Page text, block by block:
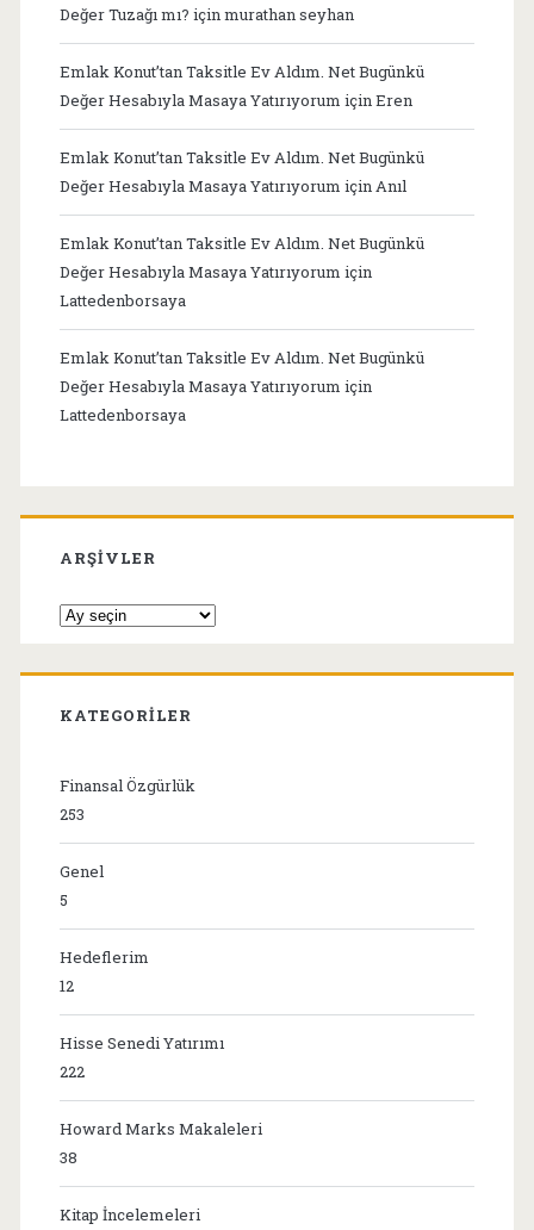
Değer Tuzağı mı? içinmurathan seyhan
Emlak Konut’tan Taksitle Ev Aldım. Net Bugünkü
Değer Hesabıyla Masaya Yatırıyorum içinEren
Emlak Konut’tan Taksitle Ev Aldım. Net Bugünkü
Değer Hesabıyla Masaya Yatırıyorum içinAnıl
Emlak Konut’tan Taksitle Ev Aldım. Net Bugünkü
Değer Hesabıyla Masaya Yatırıyorum için
Lattedenborsaya
Emlak Konut’tan Taksitle Ev Aldım. Net Bugünkü
Değer Hesabıyla Masaya Yatırıyorum için
Lattedenborsaya
ARŞIVLER
Arşivler
KATEGORILER
Finansal Özgürlük
253
Genel
5
Hedeflerim
12
Hisse Senedi Yatırımı
222
Howard Marks Makaleleri
38
Kitap İncelemeleri